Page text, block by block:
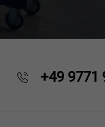
+49 9771